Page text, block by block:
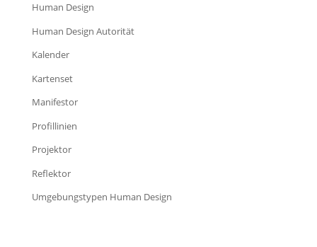
Human Design
Human Design Autorität
Kalender
Kartenset
Manifestor
Profillinien
Projektor
Reflektor
Umgebungstypen Human Design